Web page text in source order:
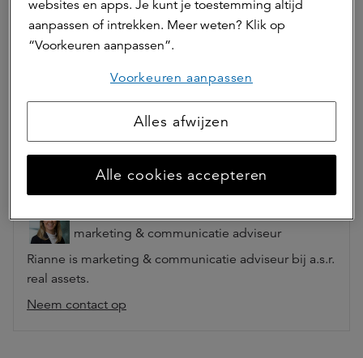
ASR Real Estate B.V. is beheerder van
beleggingsinstellingen en is opgenomen in het
register van de AFM.
Ga naar beleggingen
Auteur(s)
marketing & communicatie adviseur
Rianne is marketing & communicatie adviseur bij a.s.r.
real assets.
Neem contact op
websites en apps. Je kunt je toestemming altijd
aanpassen of intrekken. Meer weten? Klik op
“Voorkeuren aanpassen”.
Voorkeuren aanpassen
Alles afwijzen
Alle cookies accepteren